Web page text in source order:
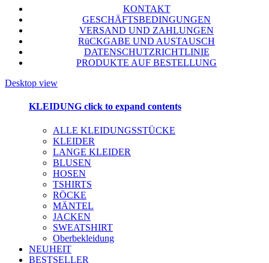
KONTAKT
GESCHÄFTSBEDINGUNGEN
VERSAND UND ZAHLUNGEN
RüCKGABE UND AUSTAUSCH
DATENSCHUTZRICHTLINIE
PRODUKTE AUF BESTELLUNG
Desktop view
KLEIDUNG click to expand contents
ALLE KLEIDUNGSSTÜCKE
KLEIDER
LANGE KLEIDER
BLUSEN
HOSEN
TSHIRTS
RÖCKE
MÄNTEL
JACKEN
SWEATSHIRT
Oberbekleidung
NEUHEIT
BESTSELLER